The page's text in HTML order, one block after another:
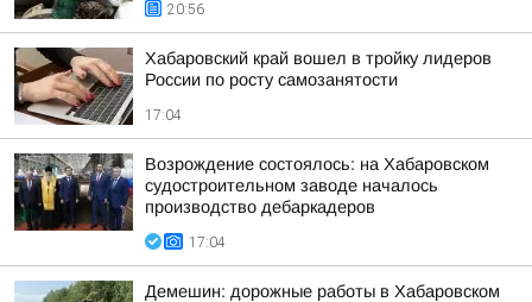
20:56
Хабаровский край вошел в тройку лидеров
России по росту самозанятости
17:04
Возрождение состоялось: на Хабаровском
судостроительном заводе началось
производство дебаркадеров
17:04
Демешин: дорожные работы в Хабаровском